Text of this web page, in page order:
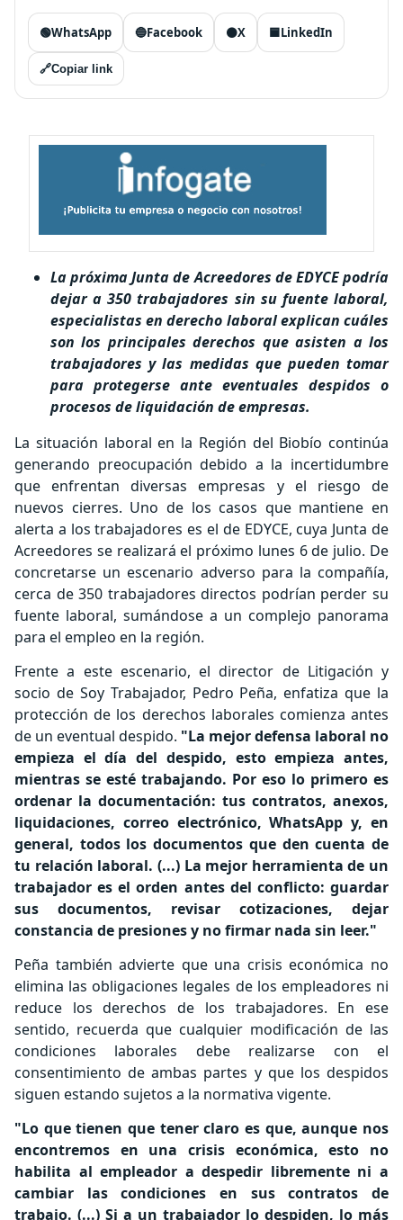
🟢WhatsApp 🔵Facebook ⚫X 🟦LinkedIn
🔗Copiar link
La próxima Junta de Acreedores de EDYCE podría
dejar a 350 trabajadores sin su fuente laboral,
especialistas en derecho laboral explican cuáles
son los principales derechos que asisten a los
trabajadores y las medidas que pueden tomar
para protegerse ante eventuales despidos o
procesos de liquidación de empresas.
La situación laboral en la Región del Biobío continúa
generando preocupación debido a la incertidumbre
que enfrentan diversas empresas y el riesgo de
nuevos cierres. Uno de los casos que mantiene en
alerta a los trabajadores es el de EDYCE, cuya Junta de
Acreedores se realizará el próximo lunes 6 de julio. De
concretarse un escenario adverso para la compañía,
cerca de 350 trabajadores directos podrían perder su
fuente laboral, sumándose a un complejo panorama
para el empleo en la región.
Frente a este escenario, el director de Litigación y
socio de Soy Trabajador, Pedro Peña, enfatiza que la
protección de los derechos laborales comienza antes
de un eventual despido. "La mejor defensa laboral no
empieza el día del despido, esto empieza antes,
mientras se esté trabajando. Por eso lo primero es
ordenar la documentación: tus contratos, anexos,
liquidaciones, correo electrónico, WhatsApp y, en
general, todos los documentos que den cuenta de
tu relación laboral. (...) La mejor herramienta de un
trabajador es el orden antes del conflicto: guardar
sus documentos, revisar cotizaciones, dejar
constancia de presiones y no firmar nada sin leer."
Peña también advierte que una crisis económica no
elimina las obligaciones legales de los empleadores ni
reduce los derechos de los trabajadores. En ese
sentido, recuerda que cualquier modificación de las
condiciones laborales debe realizarse con el
consentimiento de ambas partes y que los despidos
siguen estando sujetos a la normativa vigente.
"Lo que tienen que tener claro es que, aunque nos
encontremos en una crisis económica, esto no
habilita al empleador a despedir libremente ni a
cambiar las condiciones en sus contratos de
trabajo. (...) Si a un trabajador lo despiden, lo más